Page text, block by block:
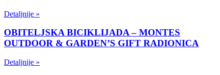
Detaljnije »
OBITELJSKA BICIKLIJADA – MONTES
OUTDOOR & GARDEN’S GIFT RADIONICA
Detaljnije »